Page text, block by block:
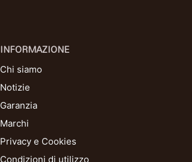
INFORMAZIONE
Chi siamo
Notizie
Garanzia
Marchi
Privacy e Cookies
Condizioni di utilizzo